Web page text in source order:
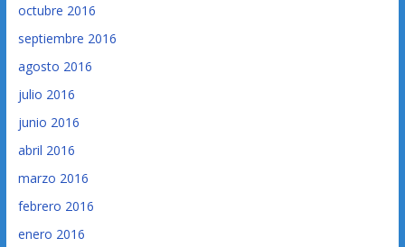
octubre 2016
septiembre 2016
agosto 2016
julio 2016
junio 2016
abril 2016
marzo 2016
febrero 2016
enero 2016